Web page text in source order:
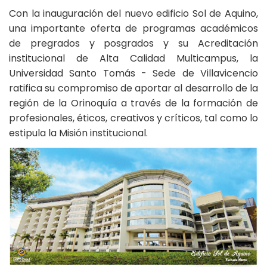
Con la inauguración del nuevo edificio Sol de Aquino,
una importante oferta de programas académicos
de pregrados y posgrados y su Acreditación
institucional de Alta Calidad Multicampus, la
Universidad Santo Tomás - Sede de Villavicencio
ratifica su compromiso de aportar al desarrollo de la
región de la Orinoquía a través de la formación de
profesionales, éticos, creativos y críticos, tal como lo
estipula la Misión institucional.